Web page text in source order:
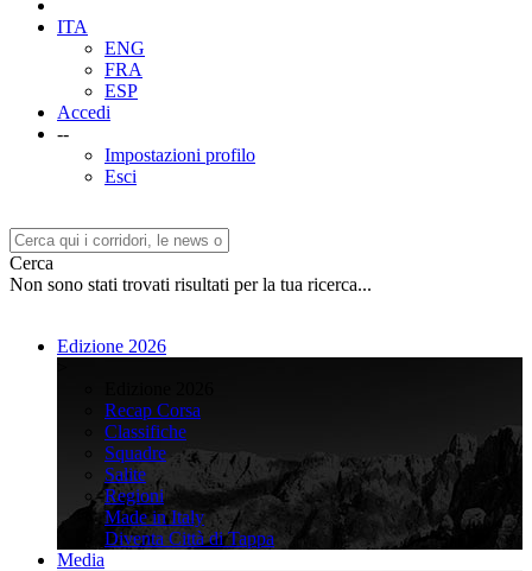
ITA
ENG
FRA
ESP
Accedi
--
Impostazioni profilo
Esci
Cerca
Non sono stati trovati risultati per la tua ricerca...
Edizione 2026
Recap Corsa
Classifiche
Squadre
Salite
Regioni
Made in Italy
Diventa Città di Tappa
Media